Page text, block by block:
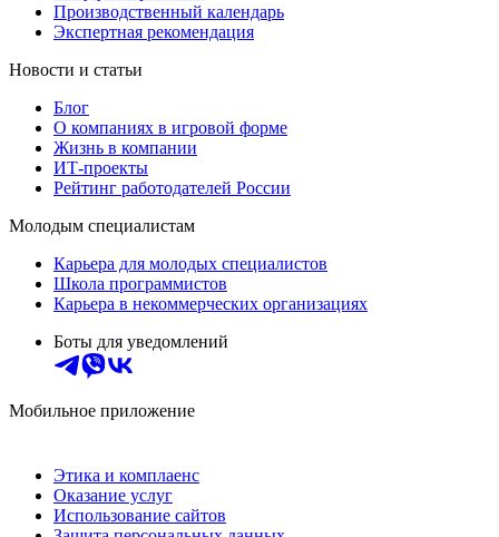
Производственный календарь
Экспертная рекомендация
Новости и статьи
Блог
О компаниях в игровой форме
Жизнь в компании
ИТ-проекты
Рейтинг работодателей России
Молодым специалистам
Карьера для молодых специалистов
Школа программистов
Карьера в некоммерческих организациях
Боты для уведомлений
Мобильное приложение
Этика и комплаенс
Оказание услуг
Использование сайтов